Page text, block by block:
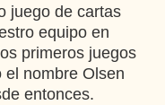
juego de cartas
equipo en
primeros juegos
el nombre Olsen
entonces.